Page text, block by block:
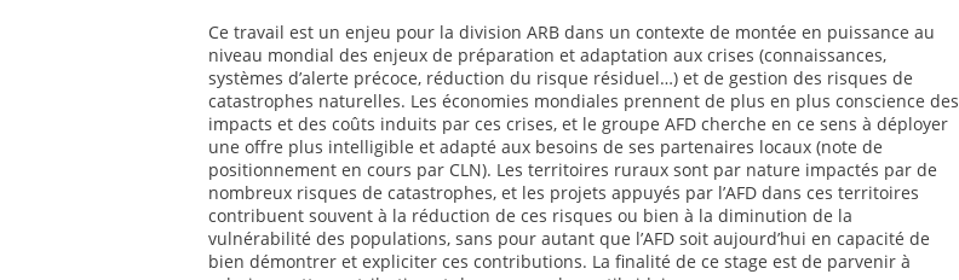
Ce travail est un enjeu pour la division ARB dans un contexte de montée en puissance au
niveau mondial des enjeux de préparation et adaptation aux crises (connaissances,
systèmes d’alerte précoce, réduction du risque résiduel…) et de gestion des risques de
catastrophes naturelles. Les économies mondiales prennent de plus en plus conscience des
impacts et des coûts induits par ces crises, et le groupe AFD cherche en ce sens à déployer
une offre plus intelligible et adapté aux besoins de ses partenaires locaux (note de
positionnement en cours par CLN). Les territoires ruraux sont par nature impactés par de
nombreux risques de catastrophes, et les projets appuyés par l’AFD dans ces territoires
contribuent souvent à la réduction de ces risques ou bien à la diminution de la
vulnérabilité des populations, sans pour autant que l’AFD soit aujourd’hui en capacité de
bien démontrer et expliciter ces contributions. La finalité de ce stage est de parvenir à